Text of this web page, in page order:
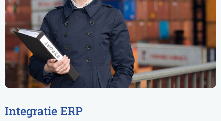
Integratie ERP